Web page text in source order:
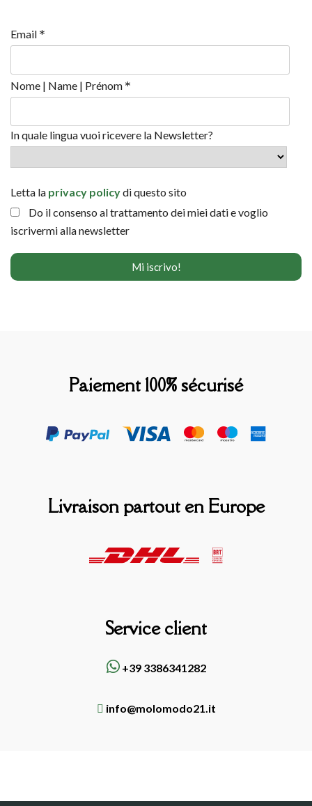
Email *
Nome | Name | Prénom *
In quale lingua vuoi ricevere la Newsletter?
Letta la privacy policydi questo sito
Do il consenso al trattamento dei miei dati e voglio
iscrivermi alla newsletter
Paiement 100% sécurisé
Livraison partout en Europe
Service client
+39 3386341282
info@molomodo21.it